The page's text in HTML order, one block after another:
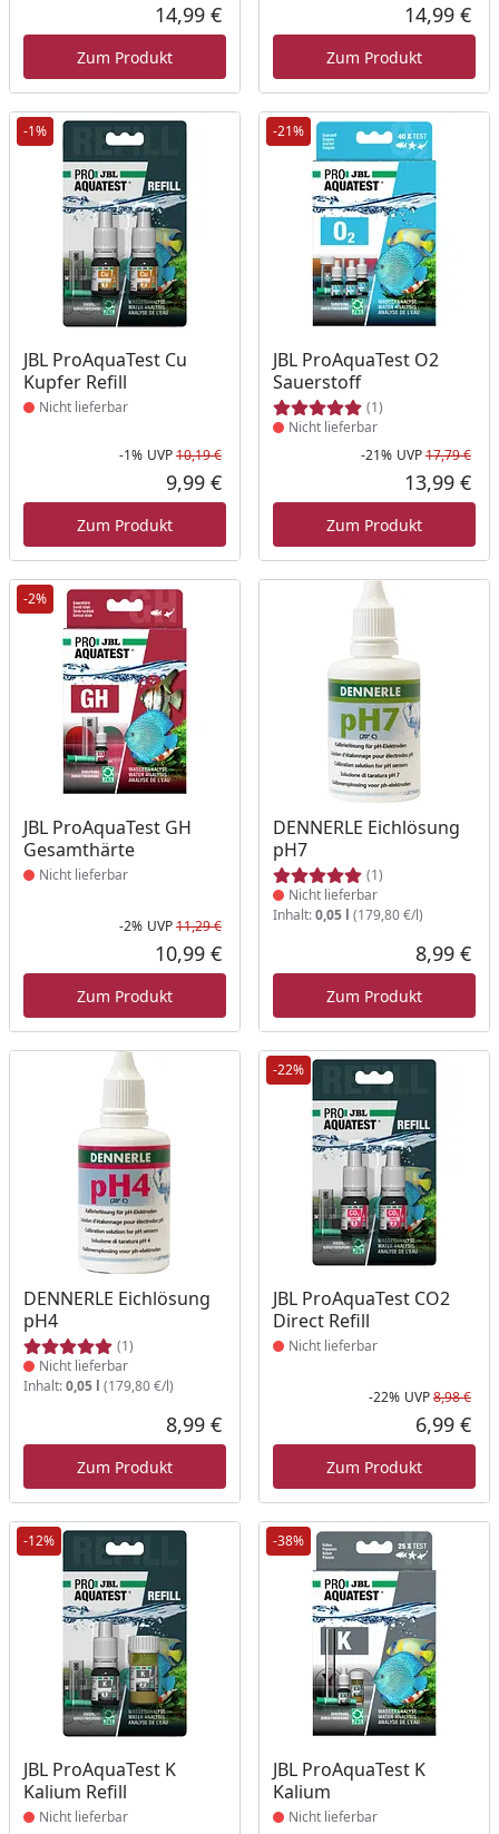
Aktueller Preis
14,99 €
Zum Produkt
14,99 €
Zum Produkt
-1%
JBL ProAquaTest Cu
Kupfer Refill
Produkt nicht lieferbar
Nicht lieferbar
Rabatt in Prozent
-1%
Ursprünglicher Preis
UVP10,19 €
Aktueller Preis
9,99 €
Zum Produkt
-21%
JBL ProAquaTest O2
Sauerstoff
(1)
Produkt nicht lieferbar
Nicht lieferbar
-21% UVP17,79 €
13,99 €
Zum Produkt
-2%
JBL ProAquaTest GH
Gesamthärte
Produkt nicht lieferbar
Nicht lieferbar
Rabatt in Prozent
-2%
Ursprünglicher Preis
UVP11,29 €
Aktueller Preis
10,99 €
Zum Produkt
DENNERLE Eichlösung
pH7
(1)
Produkt nicht lieferbar
Nicht lieferbar
Inhalt:0,05 l (179,80 €/l)
8,99 €
Zum Produkt
DENNERLE Eichlösung
pH4
(1)
Produkt nicht lieferbar
Nicht lieferbar
Inhalt:0,05 l (179,80 €/l)
Aktueller Preis
8,99 €
Zum Produkt
-22%
JBL ProAquaTest CO2
Direct Refill
Produkt nicht lieferbar
Nicht lieferbar
-22% UVP8,98 €
6,99 €
Zum Produkt
-12%
JBL ProAquaTest K
Kalium Refill
Produkt nicht lieferbar
Nicht lieferbar
-38%
JBL ProAquaTest K
Kalium
Produkt nicht lieferbar
Nicht lieferbar